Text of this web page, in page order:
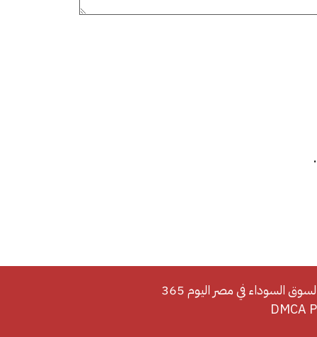
السوداء في مصر اليوم 365
DMCA